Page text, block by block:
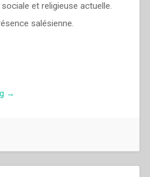
et religieuse actuelle.
salésienne.
“Pascual
faisant,
proclamez
→